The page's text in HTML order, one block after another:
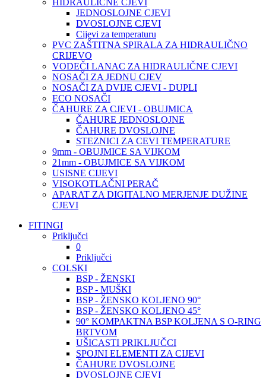
HIDRAULIČNE CJEVI
JEDNOSLOJNE CJEVI
DVOSLOJNE CJEVI
Cijevi za temperaturu
PVC ZAŠTITNA SPIRALA ZA HIDRAULIČNO
CRIJEVO
VODEČI LANAC ZA HIDRAULIČNE CJEVI
NOSAČI ZA JEDNU CJEV
NOSAČI ZA DVIJE CJEVI - DUPLI
ECO NOSAČI
ČAHURE ZA CJEVI - OBUJMICA
ČAHURE JEDNOSLOJNE
ČAHURE DVOSLOJNE
STEZNICI ZA CEVI TEMPERATURE
9mm - OBUJMICE SA VIJKOM
21mm - OBUJMICE SA VIJKOM
USISNE CIJEVI
VISOKOTLAČNI PERAČ
APARAT ZA DIGITALNO MERJENJE DUŽINE
CJEVI
FITINGI
Priključci
0
Priključci
COLSKI
BSP - ŽENSKI
BSP - MUŠKI
BSP - ŽENSKO KOLJENO 90°
BSP - ŽENSKO KOLJENO 45°
90° KOMPAKTNA BSP KOLJENA S O-RING
BRTVOM
UŠICASTI PRIKLJUČCI
SPOJNI ELEMENTI ZA CIJEVI
ČAHURE DVOSLOJNE
DVOSLOJNE CJEVI